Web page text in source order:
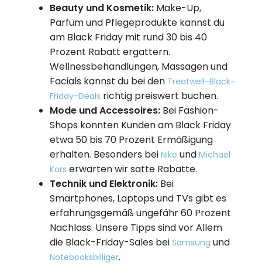
Beauty und Kosmetik: Make-Up,
Parfüm und Pflegeprodukte kannst du
am Black Friday mit rund 30 bis 40
Prozent Rabatt ergattern.
Wellnessbehandlungen, Massagen und
Facials kannst du bei den Treatwell-Black-
Friday-Deals richtig preiswert buchen.
Mode und Accessoires: Bei Fashion-
Shops konnten Kunden am Black Friday
etwa 50 bis 70 Prozent Ermäßigung
erhalten. Besonders bei Nike und Michael
Kors erwarten wir satte Rabatte.
Technik und Elektronik: Bei
Smartphones, Laptops und TVs gibt es
erfahrungsgemäß ungefähr 60 Prozent
Nachlass. Unsere Tipps sind vor Allem
die Black-Friday-Sales bei Samsung und
Notebooksbilliger.